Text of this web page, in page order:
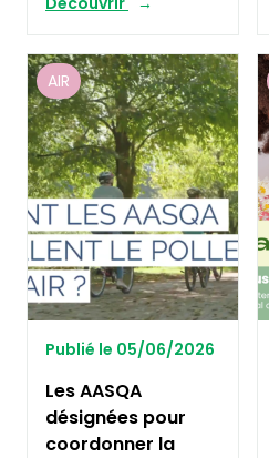
AIR
Publié le 05/06/2026
Les AASQA
désignées pour
coordonner la